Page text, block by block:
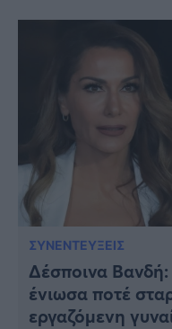
ΣΥΝΕΝΤΕΥΞΕΙΣ
Δέσποινα
ένιωσα ποτέ
εργαζόμενη